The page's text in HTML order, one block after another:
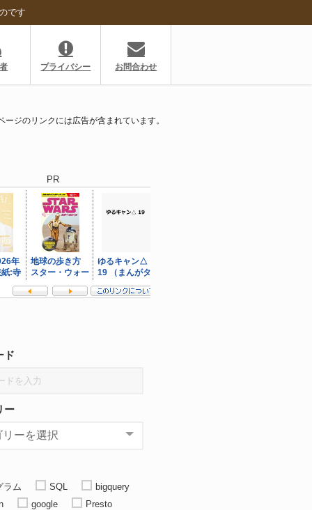
です
プライバシー お問合わせ
ージのリンクには広告が含まれています。
PR
ド
ー
ラム SQL
bigquery
google
Presto